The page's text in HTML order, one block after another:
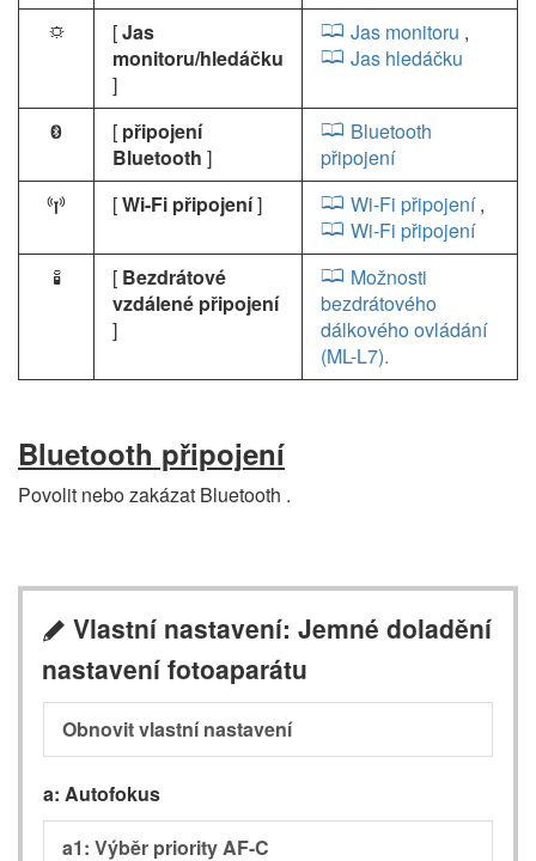
3 [Jas
monitoru/hledáčku
]
Jas monitoru ,
Jas hledáčku
Z [ připojení
Bluetooth ]
Bluetooth
připojení
U [Wi-Fi připojení] Wi-Fi připojení,
Wi-Fi připojení
L [ Bezdrátové
vzdálené připojení
]
Možnosti
bezdrátového
dálkového ovládání
(ML-L7).
Bluetooth připojení
Povolit nebo zakázat Bluetooth .
A Vlastní nastavení: Jemné doladění
nastavení fotoaparátu
Obnovit vlastní nastavení
a: Autofokus
a1: Výběr priority AF-C